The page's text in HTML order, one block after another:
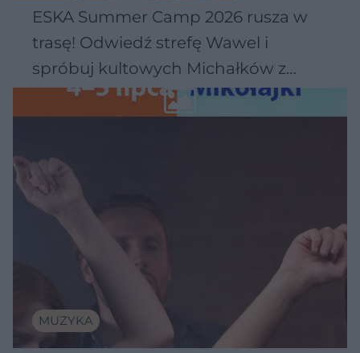
ESKA Summer Camp 2026 rusza w
trasę! Odwiedź strefę Wawel i
spróbuj kultowych Michałków z
Wawelu
MUZYKA